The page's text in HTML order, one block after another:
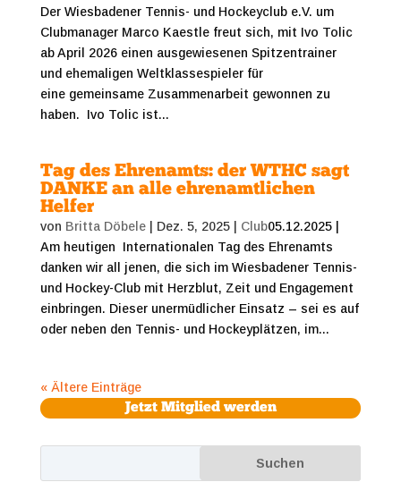
Der Wiesbadener Tennis- und Hockeyclub e.V. um
Clubmanager Marco Kaestle freut sich, mit Ivo Tolic
ab April 2026 einen ausgewiesenen Spitzentrainer
und ehemaligen Weltklassespieler für
eine gemeinsame Zusammenarbeit gewonnen zu
haben. Ivo Tolic ist...
Tag des Ehrenamts: der WTHC sagt
DANKE an alle ehrenamtlichen
Helfer
von Britta Döbele| Dez. 5, 2025| Club05.12.2025 |
Am heutigen Internationalen Tag des Ehrenamts
danken wir all jenen, die sich im Wiesbadener Tennis-
und Hockey-Club mit Herzblut, Zeit und Engagement
einbringen. Dieser unermüdlicher Einsatz – sei es auf
oder neben den Tennis- und Hockeyplätzen, im...
« Ältere Einträge
Jetzt Mitglied werden